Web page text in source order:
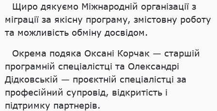
Щиро дякуємо Міжнародній організації з
міграції за якісну програму, змістовну роботу
та можливість обміну досвідом.
Окрема подяка Оксані Корчак — старшій
програмній спеціалістці та Олександрі
Дідковській — проєктній спеціалістці за
професійний супровід, відкритість і
підтримку партнерів.